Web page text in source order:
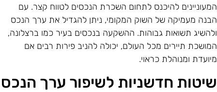
להיכנס לתחום השכרת הנכסים לטווח קצר. עם
מעמיקה של השוק המקומי, ניתן להגדיל את ערך הנכס
תשואות גבוהות. ההשקעה בנכסים בעיר כמו ברצלונה,
תיירים מכל העולם, יכולה להניב פירות רבים אם
ומנוהלת כראוי.
חדשניות לשיפור ערך הנכס